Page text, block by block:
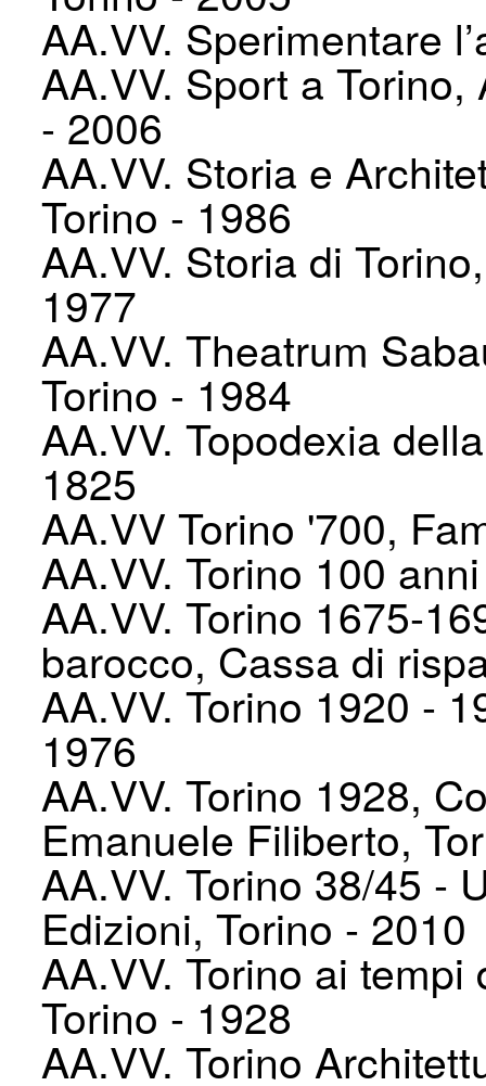
AA.VV. Sperimentare
AA.VV. Sport a
- 2006
AA.VV. Storia e
Torino - 1986
AA.VV. Storia di
1977
AA.VV. Theatrum
Torino - 1984
AA.VV. Topodexia
1825
AA.VV Torino '700,
AA.VV. Torino 100
AA.VV. Torino 1675-
barocco, Cassa di
AA.VV. Torino 1920 -
1976
AA.VV. Torino 1928,
Emanuele Filiberto,
AA.VV. Torino 38/45 -
Edizioni, Torino - 2010
AA.VV. Torino ai
Torino - 1928
AA.VV. Torino